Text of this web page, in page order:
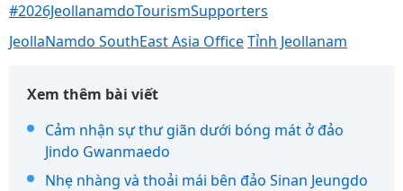
#2026JeollanamdoTourismSupporters
JeollaNamdo SouthEast Asia OfficeTỉnh Jeollanam
Xem thêm bài viết
Cảm nhận sự thư giãn dưới bóng mát ở đảo
Jindo Gwanmaedo
Nhẹ nhàng và thoải mái bên đảo Sinan Jeungdo